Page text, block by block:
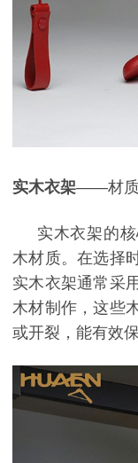
实木衣架——材质
实木衣架的
木材质。在选择
实木衣架通常采
木材制作，这些
或开裂，能有效